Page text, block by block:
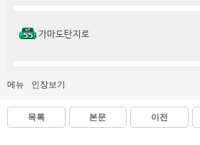
가마도탄지로
메뉴 인장보기
목록 본문 이전